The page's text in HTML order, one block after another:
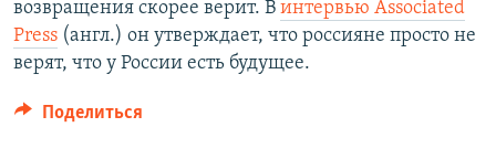
возвращения скорее верит. В интервью Associated
Press (англ.) он утверждает, что россияне просто не
верят, что у России есть будущее.
Поделиться